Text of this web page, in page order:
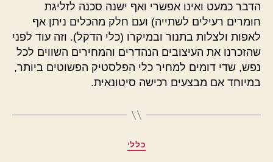
הדבר כמעט ואינו אפשרי ואף ישנה סכנה לזליגת
חומרים רעילים לשתייה) ועם חלק מהכלים ניתן אף
לאפות ולצלות בתנור ובמיקרו (כלי הדקל). וזה עוד לפני
שהזכרנו את העיצובים הנהדרים והמחירים השווים לכל
נפש, שדי דומים למחיר כלי הפלסטיק הפשוטים ביותר,
במיוחד אם מבצעים רכישה סיטונאית.
קטגוריותכללי